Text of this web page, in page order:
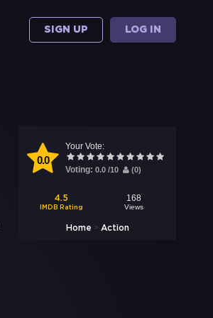
SIGN UP LOG IN
0.0
Your Vote:
Voting: 0.0 /10 (0)
4.5
IMDB Rating
168
Views
Home > Action